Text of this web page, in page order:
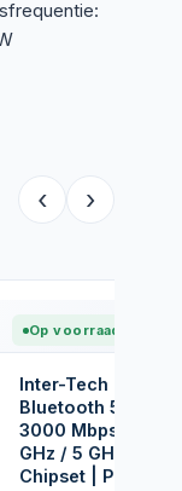
‹ ›
Op voorraad
Inter-Tech DMG-
Bluetooth 5.0
3000 Mbps |
GHz / 5 GHz) |
Chipset | PCIe x1